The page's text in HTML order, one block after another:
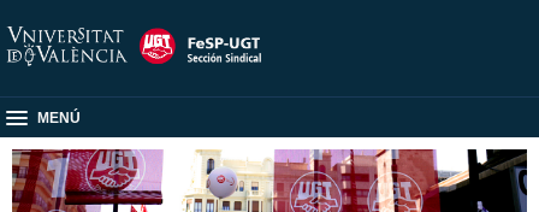
MENÚ